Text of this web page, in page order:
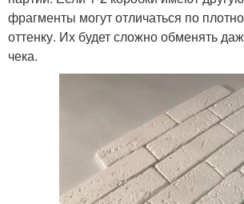
фрагменты могут отличаться по
оттенку. Их будет сложно обменять
чека.